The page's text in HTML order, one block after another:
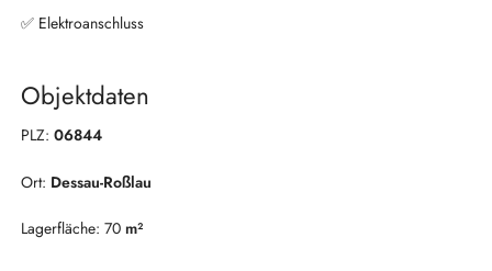
✅ Elektroanschluss
Objektdaten
PLZ: 06844
Ort: Dessau-Roßlau
Lagerfläche: 70m²